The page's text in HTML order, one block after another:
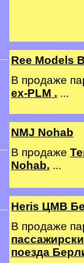
Ree Models
В продаже
ex-PLM . ...
NMJ Nohab
В продаже
Nohab. ...
Heris ЦМВ
В продаже
поезда